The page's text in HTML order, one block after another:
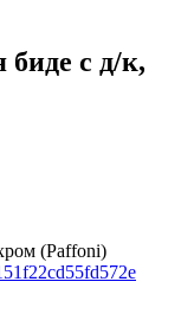
с д/к,
(Paffoni)